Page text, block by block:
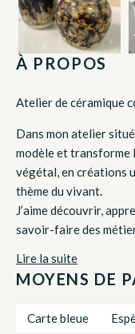
À PROPOS
Atelier de céramique
Dans mon atelier
modèle et transforme
végétal, en créations
thème du vivant.
J’aime découvrir,
savoir-faire des
Lire la suite
MOYENS DE
Carte bleue